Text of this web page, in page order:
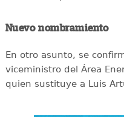
Nuevo nombramiento
En otro asunto, se
viceministro del Área
quien sustituye a Luis